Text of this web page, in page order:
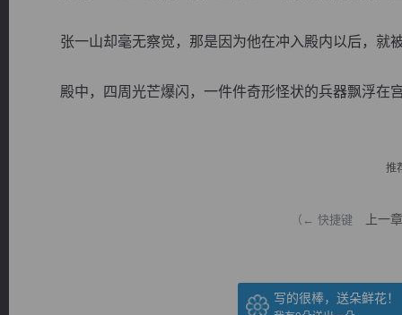
张一山却毫无察觉，那是因为他在冲入殿内以后，就
殿中，四周光芒爆闪，一件件奇形怪状的兵器飘浮在
推
（← 快捷键 上一章
写的很棒，送朵鲜花！